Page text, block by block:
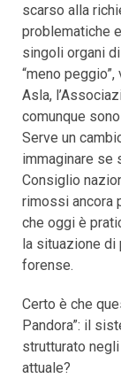
scarso alla
problematiche
singoli organi
“meno
Asla,
comunque
Serve un
immaginare se
Consiglio
rimossi ancora
che oggi è
la situazione di
forense.
Certo è che
Pandora”: il
strutturato
attuale?